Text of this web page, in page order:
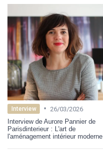
Interview • 26/03/2026
Interview de Aurore Pannier de
Parisdinterieur : L'art de
l'aménagement intérieur moderne